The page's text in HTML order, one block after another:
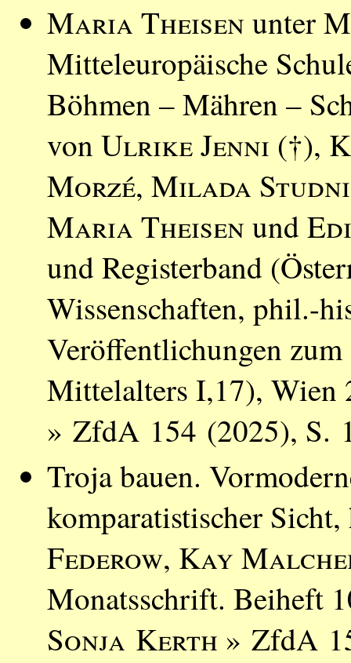
Maria Theisen unter
Mitteleuropäische
Böhmen – Mähren –
von Ulrike Jenni (†),
Morzé, Milada
Maria Theisen und
und Registerband
Wissenschaften, phil.-
Veröffentlichungen
Mittelalters I,17), Wien
» ZfdA 154 (2025), S.
Troja bauen.
komparatistischer
Federow, Kay
Monatsschrift. Beiheft
Sonja Kerth » ZfdA